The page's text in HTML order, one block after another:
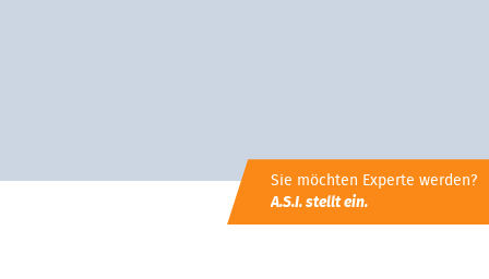
Sie möchten Experte werden?
A.S.I. stellt ein.